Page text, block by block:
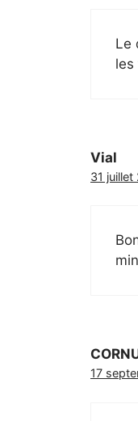
Le
les
Vial
31
17